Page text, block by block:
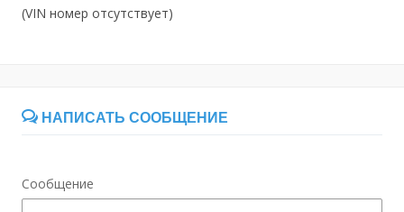
(VIN номер отсутствует)
НАПИСАТЬ СООБЩЕНИЕ
Сообщение